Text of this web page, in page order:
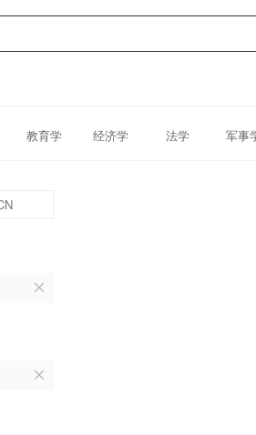
教育学 经济学 法学 军事